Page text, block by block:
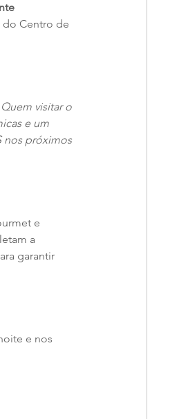
do Centro de
visitar o
e um
nos próximos
e
a
garantir
e nos